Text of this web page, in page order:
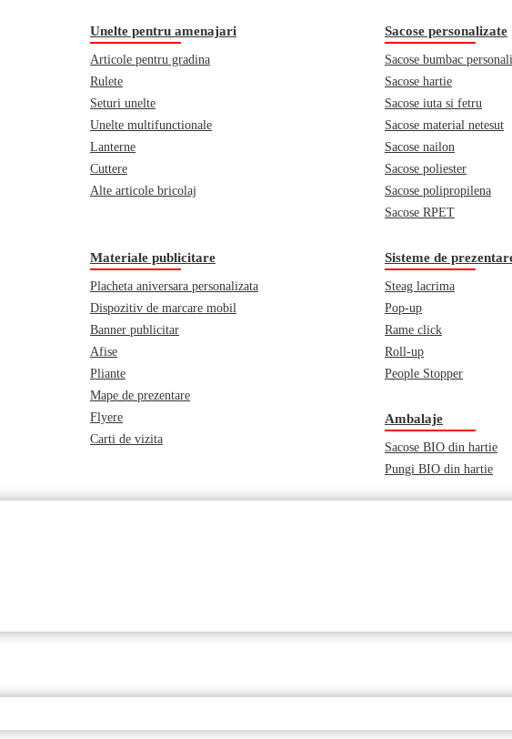
Unelte pentru amenajari
Articole pentru gradina
Rulete
Seturi unelte
Unelte multifunctionale
Lanterne
Cuttere
Alte articole bricolaj
Sacose personalizate
Sacose bumbac
Sacose hartie
Sacose iuta si fetru
Sacose material netesut
Sacose nailon
Sacose poliester
Sacose polipropilena
Sacose RPET
Materiale publicitare
Placheta aniversara personalizata
Dispozitiv de marcare mobil
Banner publicitar
Afise
Pliante
Mape de prezentare
Flyere
Carti de vizita
Sisteme de
Steag lacrima
Pop-up
Rame click
Roll-up
People Stopper
Ambalaje
Sacose BIO din hartie
Pungi BIO din hartie